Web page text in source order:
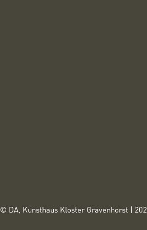
© DA, Kunsthaus Kloster Gravenhorst |